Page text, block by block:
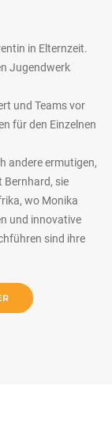
in Elternzeit.
Jugendwerk
und Teams vor
für den Einzelnen
andere ermutigen,
Bernhard, sie
wo Monika
und innovative
sind ihre